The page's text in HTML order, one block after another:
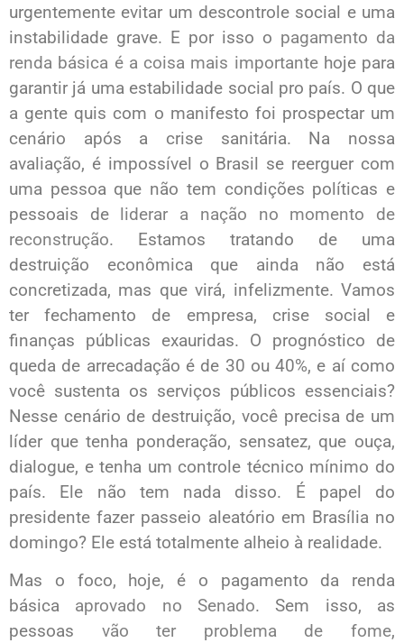
urgentemente evitar um descontrole social e uma
instabilidade grave. E por isso o pagamento da
renda básica é a coisa mais importantehoje para
garantir já uma estabilidade social pro país. O que
a gente quis com o manifesto foi prospectar um
cenário após a crise sanitária. Na nossa
avaliação, é impossível o Brasil se reerguer com
uma pessoa que não tem condições políticas e
pessoais de liderar a nação no momento de
reconstrução. Estamos tratando de uma
destruição econômica que ainda não está
concretizada, mas que virá, infelizmente. Vamos
ter fechamento de empresa, crise social e
finanças públicas exauridas. O prognóstico de
queda de arrecadação é de 30 ou 40%, e aí como
você sustenta os serviços públicos essenciais?
Nesse cenário de destruição, você precisa de um
líder que tenha ponderação, sensatez, que ouça,
dialogue, e tenha um controle técnico mínimo do
país. Ele não tem nada disso. É papel do
presidente fazer passeio aleatório em Brasília no
domingo? Ele está totalmente alheio à realidade.
Mas o foco, hoje, é o pagamento da renda
básica aprovado no Senado. Sem isso, as
pessoas vão ter problema de fome,